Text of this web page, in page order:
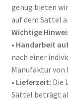
genug bieten
auf dem Sattel
Wichtige
• Handarbeit
nach einer
Manufaktur
• Lieferzeit: Die
Sättel beträgt